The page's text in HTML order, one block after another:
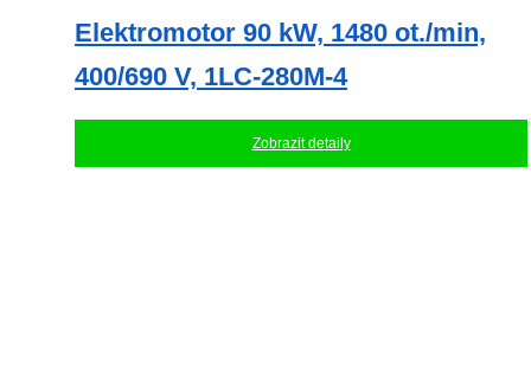
Elektromotor 90 kW, 1480 ot./min,
400/690 V, 1LC-280M-4
Zobrazit detaily